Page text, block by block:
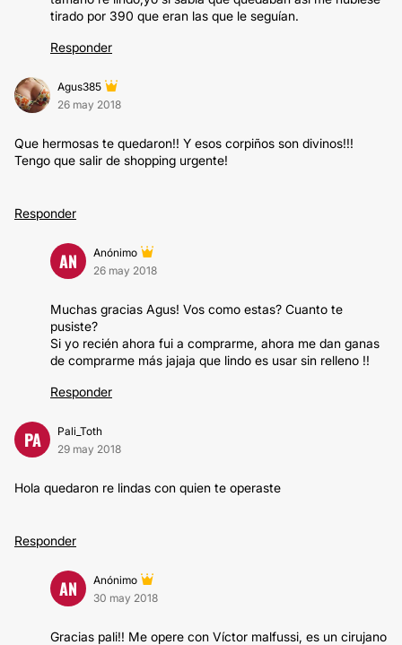
tirado por 390 que eran las que le seguían.
Responder
Agus385
26 may 2018
Que hermosas te quedaron!! Y esos corpiños son divinos!!!
Tengo que salir de shopping urgente!
Responder
AN
Anónimo
26 may 2018
Muchas gracias Agus! Vos como estas? Cuanto te
pusiste?
Si yo recién ahora fui a comprarme, ahora me dan ganas
de comprarme más jajaja que lindo es usar sin relleno !!
Responder
PA
Pali_Toth
29 may 2018
Hola quedaron re lindas con quien te operaste
Responder
AN
Anónimo
30 may 2018
Gracias pali!! Me opere con Víctor malfussi, es un cirujano